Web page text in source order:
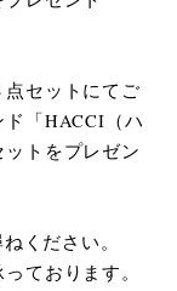
セットにてご
「HACCI（ハ
トをプレゼン
ください。
ております。